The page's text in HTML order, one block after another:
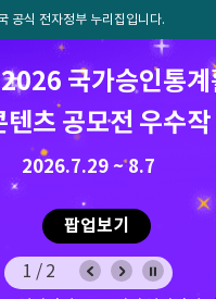
공식 전자정부 누리집입니다.
국가승인통
텐츠 공모전 우수
2026.7.29 ~ 8.7
팝업보기
8.7.(금) ~ 8.21.(금)
1/2